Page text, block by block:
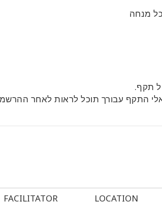
מנחה
תקף.
התקף עבורך תוכל לראות לאחר
FACILITATOR LOCATION